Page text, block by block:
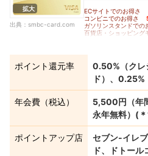
設内にある店舗などでは、一部ポイント付与
万円）を超えると、タッチ決済でなく、決済
す。その場合の支払い分は、タッチ決済分の
ッチ決済とならない金額の上限は、利用する
ス詳細ページを確認してください。 ⑤通常
ント還元率は利用金額に対する獲得ポイント
ては、1ポイント1円相当にならない場合が
で、Mastercard®タッチ決済は利用できませ
運用サービスにお申し込みのうえ、株式会社
ティングが提供する資産運用特典の条件を達
して付与します。 条件や特典内容の詳細は「
確認ください。
7ポイント還元率は利用金額に対する獲得ポイ
よっては、1ポイント1円相当にならない場合が
即時発行ができない場合があります。
拡大
出典： smbc-card.com
ECサイトでのお得さ
コンビニでのお得さ
ガソリンスタンドでの
百貨店・ショッピング
ドラッグストアでのお
公共料金支払いでのお
クレカ積立でのお得さ
その他の店舗・サービ
ポイントの貯めやすさ
ポイントの使いやすさ
ポイント還元率
0.50%（クレ
ド）、0.25%
年会費（税込）
5,500円（年
永年無料） (＊
ポイントアップ店
セブン‐イレ
ド、ドトー